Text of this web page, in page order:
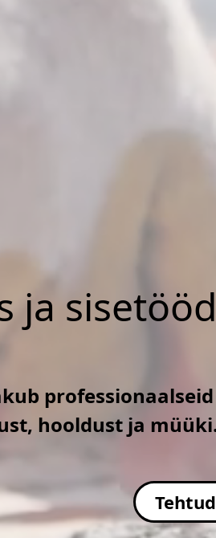
ja
hooldust ja